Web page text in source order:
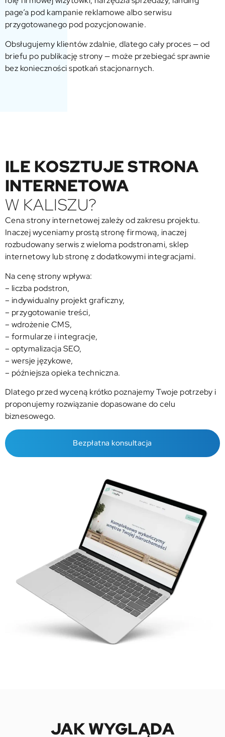
page’a pod kampanie reklamowe albo serwisu
przygotowanego pod pozycjonowanie.
Obsługujemy klientów zdalnie, dlatego cały proces — od
briefu po publikację strony — może przebiegać sprawnie
bez konieczności spotkań stacjonarnych.
ILE KOSZTUJE STRONA
INTERNETOWA
W KALISZU?
Cena strony internetowej zależy od zakresu projektu.
Inaczej wyceniamy prostą stronę firmową, inaczej
rozbudowany serwis z wieloma podstronami,sklep
internetowy lub stronę z dodatkowymi integracjami.
Na cenę strony wpływa:
– liczba podstron,
– indywidualny projekt graficzny,
– przygotowanie treści,
– wdrożenie CMS,
– formularze i integracje,
– optymalizacja SEO,
– wersje językowe,
– późniejsza opieka techniczna.
Dlatego przed wyceną krótko poznajemy Twoje potrzeby i
proponujemy rozwiązanie dopasowane do celu
biznesowego.
Bezpłatna konsultacja
JAK WYGLĄDA